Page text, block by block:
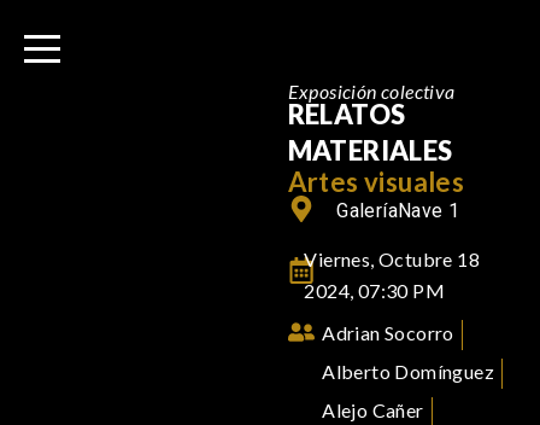
Exposición colectiva
RELATOS
MATERIALES
Artes visuales
GaleríaNave 1
Viernes, Octubre 18
2024, 07:30 PM
Adrian Socorro
Alberto Domínguez
Alejo Cañer